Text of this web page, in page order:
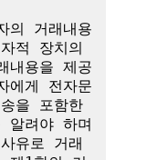
의 거래내용
적 장치의
내용을 제공
에게 전자문
을 포함한
알려야 하며
유로 거래